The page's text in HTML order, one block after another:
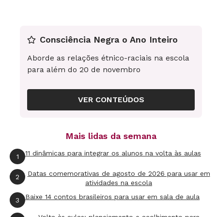
3ª etapa
coletivo que aborde todas as questões
observadas na aula anterior. Avise aos alunos
produzido sobre a cidade em que vivem.
4ª etapa
Consciência Negra o Ano Inteiro
Aborde as relações étnico-raciais na escola
para além do 20 de novembro
VER CONTEÚDOS
Mais lidas da semana
1 11 dinâmicas para integrar os alunos na volta às aulas
2
Datas comemorativas de agosto de 2026 para usar em
atividades na escola
3 Baixe 14 contos brasileiros para usar em sala de aula